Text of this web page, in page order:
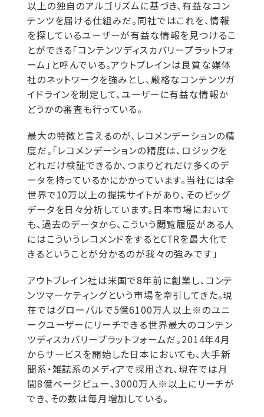
以上の独自のアルゴリズムに基づき、有益なコン
テンツを届ける仕組みだ。同社ではこれを、情報
を探しているユーザーが有益な情報を見つけるこ
とができる「コンテンツディスカバリープラットフォ
ーム」と呼んでいる。アウトブレインは良質な媒体
社のネットワークを強みとし、厳格なコンテンツガ
イドラインを制定して、ユーザーに有益な情報か
どうかの審査も行っている。
最大の特徴と言えるのが、レコメンデーションの精
度だ。「レコメンデーションの精度は、ロジックを
どれだけ検証できるか、つまりどれだけ多くのデ
ータを持っているかにかかっています。当社には全
世界で10万以上の提携サイトがあり、そのビッグ
データを日々分析しています。日本市場において
も、過去のデータから、こういう閲覧履歴がある人
にはこういうレコメンドをするとCTRを最大化で
きるということが分かるのが我々の強みです」
アウトブレイン社は米国で8年前に創業し、コンテ
ンツマーケティングという市場を牽引してきた。現
在ではグローバルで5億6100万人以上※のユニ
ークユーザーにリーチできる世界最大のコンテン
ツディスカバリープラットフォームだ。2014年4月
からサービスを開始した日本においても、大手新
聞系・雑誌系のメディアで採用され、現在では月
間8億ページビュー、3000万人※以上にリーチが
でき、その数は毎月増加している。